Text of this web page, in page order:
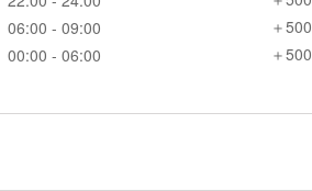
06:00 - 09:00 ＋500
00:00 - 06:00 ＋500